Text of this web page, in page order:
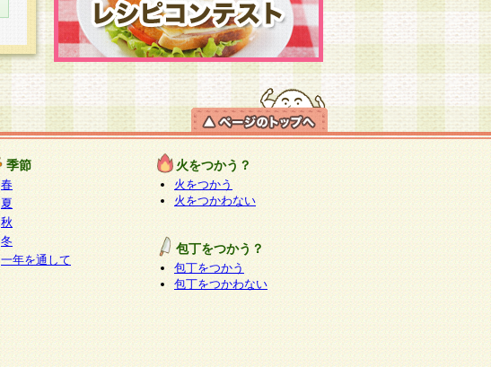
季節
春
夏
秋
冬
一年を通して
火をつかう？
火をつかう
火をつかわない
包丁をつかう？
包丁をつかう
包丁をつかわない